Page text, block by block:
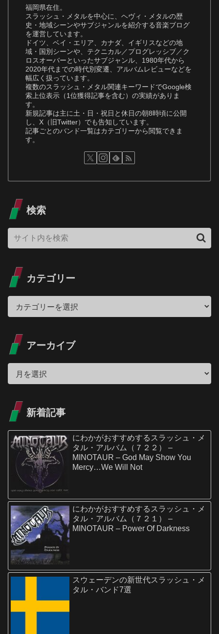
福岡県在住。
スラッシュ・メタルを中心に、ヘヴィ・メタルの歴
史・地域シーンやサブジャンルを紹介する音楽ブログ
を運営しています。
ドイツ、ベイ・エリア、カナダ、イギリスなどの地
域・国別シーンや、テクニカル／プログレッシブ／ク
ロスオーバーといったサブジャンル、1980年代から
2020年代までの時代別変遷、アルバムレビューなどを
幅広く扱っています。
複数のスラッシュ・メタル関連キーワードでGoogle検
索上位表示（1位獲得記事を含む）の実績がありま
す。
新規記事は主に土・日・祝日と休日の朝8時頃に公開
し、X（旧Twitter）でも告知しています。
記事ごとのバンド一覧はカテゴリーから閲覧できま
す。
検索
カテゴリー
アーカイブ
新着記事
にわかがおすすめするスラッシュ・メ
タル・アルバム（７２２） –
MINOTAUR – God May Show You
Mercy…We Will Not
にわかがおすすめするスラッシュ・メ
タル・アルバム（７２１） –
MINOTAUR – Power Of Darkness
スウェーデンの新世代スラッシュ・メ
タル・バンド7選